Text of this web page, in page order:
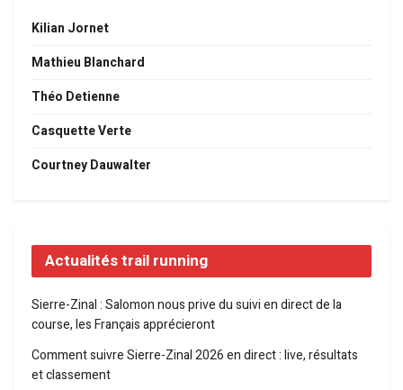
Kilian Jornet
Mathieu Blanchard
Théo Detienne
Casquette Verte
Courtney Dauwalter
Actualités trail running
Sierre-Zinal : Salomon nous prive du suivi en direct de la
course, les Français apprécieront
Comment suivre Sierre-Zinal 2026 en direct : live, résultats
et classement